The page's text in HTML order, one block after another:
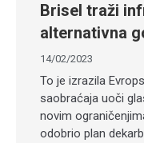
Brisel traži
alternativna
14/02/2023
To je izrazila
saobraćaja uoči
novim
odobrio plan